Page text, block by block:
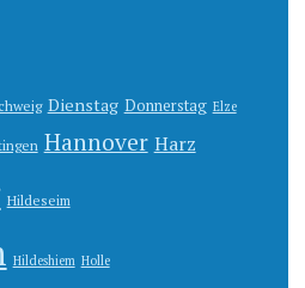
Dienstag Donnerstag Elze
Hannover Harz
Hildeseim
Hildeshiem Holle